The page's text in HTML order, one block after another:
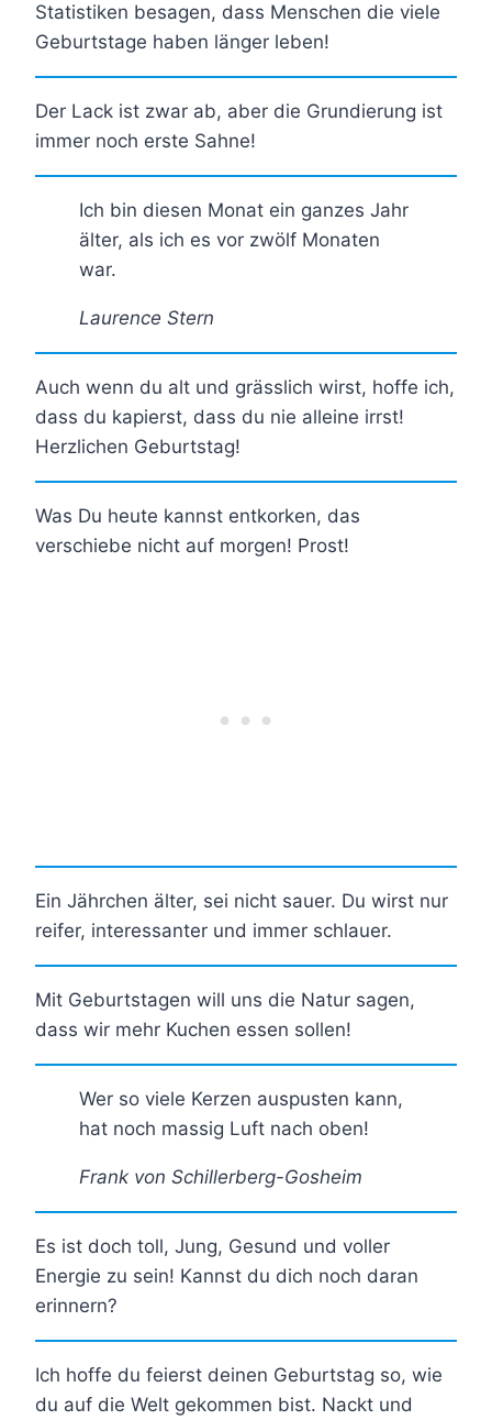
Statistiken besagen, dass Menschen die viele
Geburtstage haben länger leben!
Der Lack ist zwar ab, aber die Grundierung ist
immer noch erste Sahne!
Ich bin diesen Monat ein ganzes Jahr
älter, als ich es vor zwölf Monaten
war.
Laurence Stern
Auch wenn du alt und grässlich wirst, hoffe ich,
dass du kapierst, dass du nie alleine irrst!
Herzlichen Geburtstag!
Was Du heute kannst entkorken, das
verschiebe nicht auf morgen! Prost!
Ein Jährchen älter, sei nicht sauer. Du wirst nur
reifer, interessanter und immer schlauer.
Mit Geburtstagen will uns die Natur sagen,
dass wir mehr Kuchen essen sollen!
Wer so viele Kerzen auspusten kann,
hat noch massig Luft nach oben!
Frank von Schillerberg-Gosheim
Es ist doch toll, Jung, Gesund und voller
Energie zu sein! Kannst du dich noch daran
erinnern?
Ich hoffe du feierst deinen Geburtstag so, wie
du auf die Welt gekommen bist. Nackt und